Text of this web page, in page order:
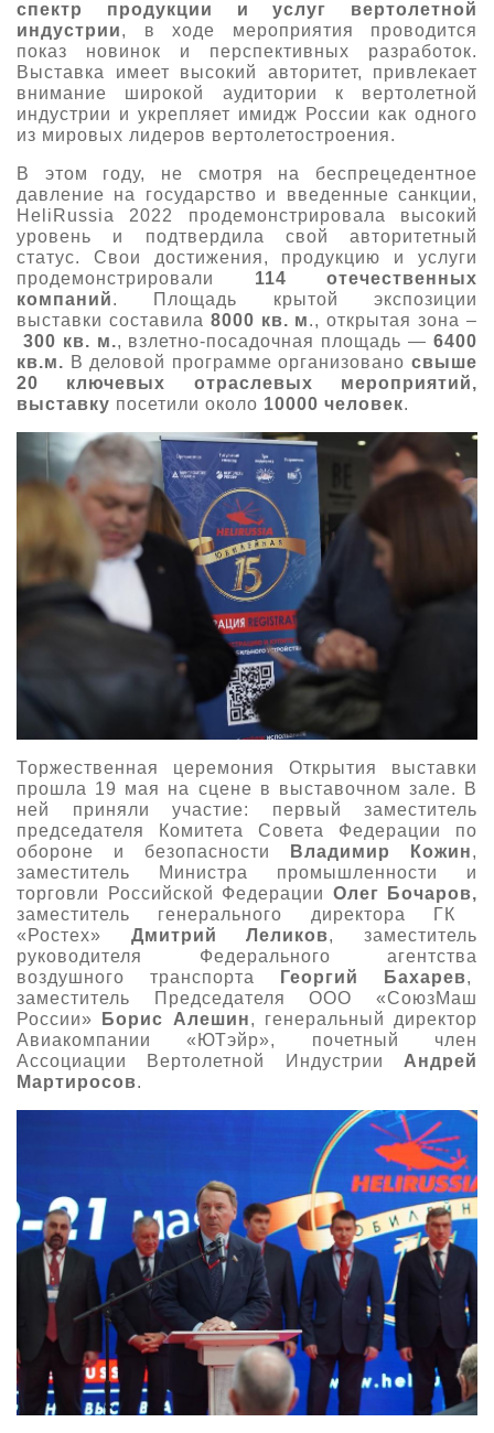
спектр продукции и услуг вертолетной
индустрии, в ходе мероприятия проводится
показ новинок и перспективных разработок.
Выставка имеет высокий авторитет, привлекает
внимание широкой аудитории к вертолетной
индустрии и укрепляет имидж России как одного
из мировых лидеров вертолетостроения.
В этом году, не смотря на беспрецедентное
давление на государство и введенные санкции,
HeliRussia 2022 продемонстрировала высокий
уровень и подтвердила свой авторитетный
статус. Свои достижения, продукцию и услуги
продемонстрировали 114 отечественных
компаний. Площадь крытой экспозиции
выставки составила 8000 кв. м., открытая зона –
300 кв. м., взлетно-посадочная площадь —6400
кв.м. В деловой программе организовано свыше
20 ключевых отраслевых мероприятий,
выставку посетили около 10000 человек.
Торжественная церемония Открытия выставки
прошла 19 мая на сцене в выставочном зале. В
ней приняли участие: первый заместитель
председателя Комитета Совета Федерации по
обороне и безопасности
Владимир Кожин,
заместитель Министра промышленности и
торговли Российской Федерации Олег Бочаров,
заместитель генерального директора ГК
«Ростех» Дмитрий Леликов, заместитель
руководителя Федерального агентства
воздушного транспорта
Георгий Бахарев,
заместитель Председателя ООО «СоюзМаш
России»
Борис Алешин, генеральный директор
Авиакомпании «ЮТэйр», почетный член
Ассоциации Вертолетной Индустрии Андрей
Мартиросов.